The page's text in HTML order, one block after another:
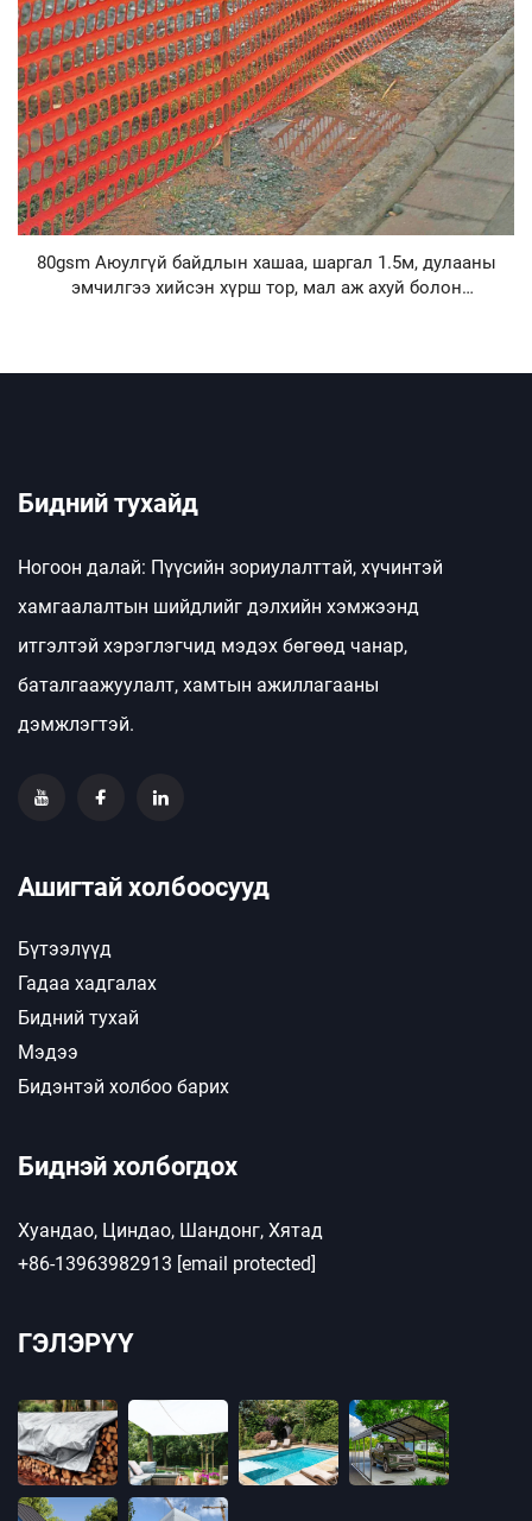
80gsm Аюулгүй байдлын хашаа, шаргал 1.5м, дулааны
эмчилгээ хийсэн хүрш тор, мал аж ахуй болон
Бидний тухайд
Ногоон далай: Пүүсийн зориулалттай, хүчинтэй
хамгаалалтын шийдлийг дэлхийн хэмжээнд
итгэлтэй хэрэглэгчид мэдэх бөгөөд чанар,
баталгаажуулалт, хамтын ажиллагааны
дэмжлэгтэй.
Ашигтай холбоосууд
Бүтээлүүд
Гадаа хадгалах
Бидний тухай
Мэдээ
Бидэнтэй холбоо барих
Биднэй холбогдох
Хуандао, Циндао, Шандонг, Хятад
+86-13963982913 [email protected]
ГЭЛЭРҮҮ